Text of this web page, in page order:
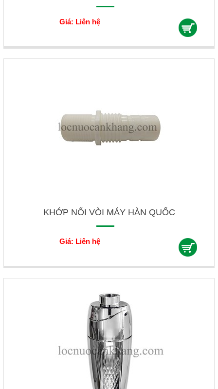
Giá: Liên hệ
KHỚP NỐI VÒI MÁY HÀN QUỐC
Giá: Liên hệ